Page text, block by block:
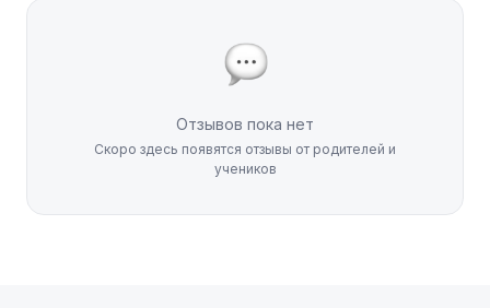
Отзывов пока нет
Скоро здесь появятся отзывы от родителей и
учеников